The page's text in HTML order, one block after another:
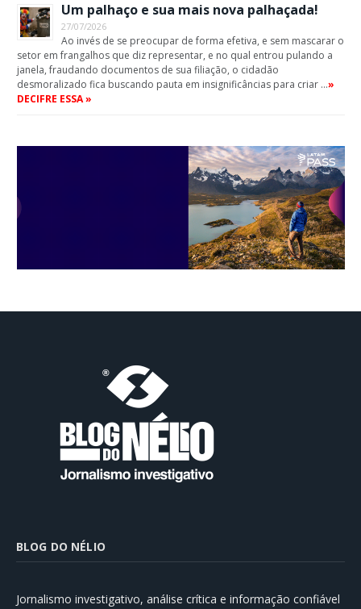
Um palhaço e sua mais nova palhaçada!
27/07/2026
Ao invés de se preocupar de forma efetiva, e sem mascarar o
setor em frangalhos que diz representar, e no qual entrou pulando a
janela, fraudando documentos de sua filiação, o cidadão
desmoralizado fica buscando pauta em insignificâncias para criar …»
DECIFRE ESSA »
BLOG DO NÉLIO
Jornalismo investigativo, análise crítica e informação confiável